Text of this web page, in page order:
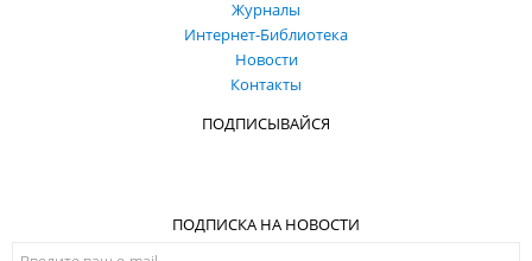
Журналы
Интернет-Библиотека
Новости
Контакты
ПОДПИСЫВАЙСЯ
ПОДПИСКА НА НОВОСТИ